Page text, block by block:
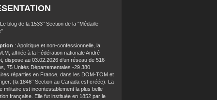
blog de la 1533° Section de la "Médaille
: Apolitique et non-confessionnelle, la
affiliée à la Fédération nationale André
dispose au 03.02.2026 d’un réseau de 516
75 Unités Départementales -29 380
réparties en France, dans les DOM-TOM et
(la 1846° Section au Canada est créée). La
militaire est incontestablement la plus belle
française. Elle fut instituée en 1852 par le